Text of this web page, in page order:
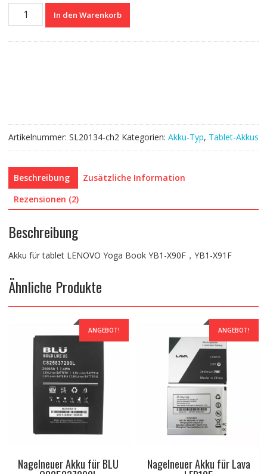
Nagelneuer
YB1-
X91F
Menge
In den Warenkorb
Artikelnummer: SL20134-ch2 Kategorien: Akku-Typ, Tablet-Akkus
Beschreibung
Zusätzliche Information
Rezensionen (2)
Beschreibung
Akku für tablet LENOVO Yoga Book YB1-X90F，YB1-X91F
Ähnliche Produkte
ANGEBOT!
Nagelneuer Akku für BLU
ANGEBOT!
Nagelneuer Akku für Lava